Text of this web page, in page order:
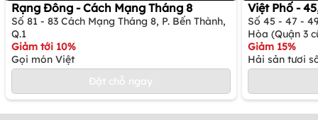
Rạng Đông - Cách Mạng Tháng 8
Số 81 - 83 Cách Mạng Tháng 8, P. Bến Thành,
Q.1
Giảm tới 10%
Gọi món Việt
Đặt chỗ ngay
Việt Phố -
Số 45 - 47 -
Hòa (Quận 3
Giảm 15%
Hải sản tươi